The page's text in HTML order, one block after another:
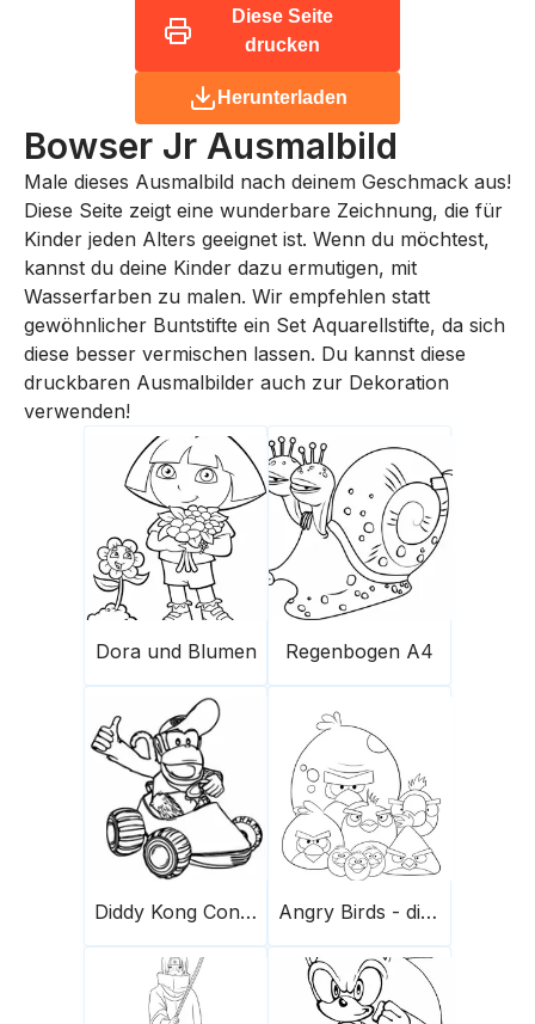
Diese Seite
drucken
Herunterladen
Bowser Jr Ausmalbild
Male dieses Ausmalbild nach deinem Geschmack aus!
Diese Seite zeigt eine wunderbare Zeichnung, die für
Kinder jeden Alters geeignet ist. Wenn du möchtest,
kannst du deine Kinder dazu ermutigen, mit
Wasserfarben zu malen. Wir empfehlen statt
gewöhnlicher Buntstifte ein Set Aquarellstifte, da sich
diese besser vermischen lassen. Du kannst diese
druckbaren Ausmalbilder auch zur Dekoration
verwenden!
Dora und Blumen Regenbogen A4
Diddy Kong Conduce Un Coche Scaled Angry Birds - die Herde